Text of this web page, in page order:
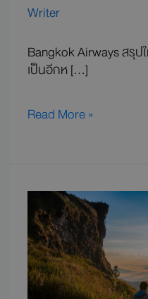
Writer
Bangkok Airways สรุป
เป็นอีกห […]
Read More »
ลิ
สต์
13
ที่
เที่ยว